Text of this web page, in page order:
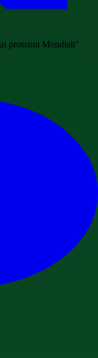
prossimi Mondiali"